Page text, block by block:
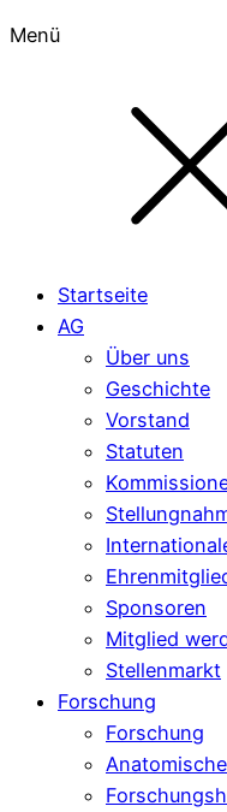
Menü
Startseite
AG
Über uns
Geschichte
Vorstand
Statuten
Sponsoren
Mitglied
Stellenmarkt
Forschung
Forschung